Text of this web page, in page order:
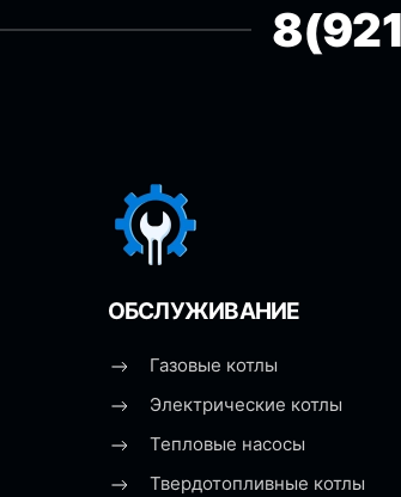
ОБСЛУЖИВАНИЕ
Газовые котлы
Электрические котлы
Тепловые насосы
Твердотопливные котлы